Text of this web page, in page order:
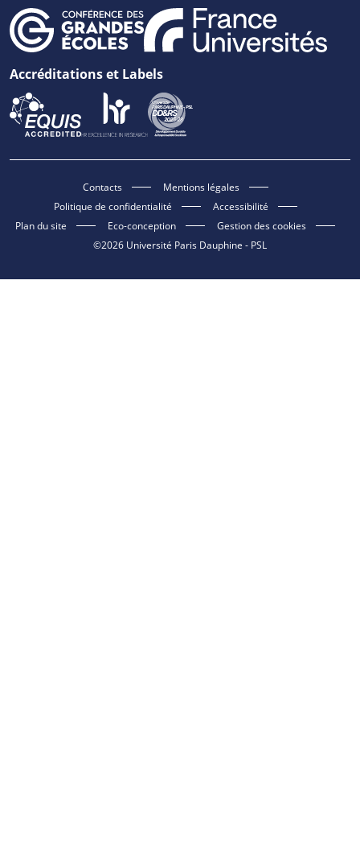
Accréditations et Labels
Contacts
Mentions légales
Politique de confidentialité
Accessibilité
Plan du site
Eco-conception
Gestion des cookies
©2026 Université Paris Dauphine - PSL